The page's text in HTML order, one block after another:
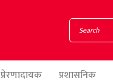
प्रेरणादायक प्रशासनिक